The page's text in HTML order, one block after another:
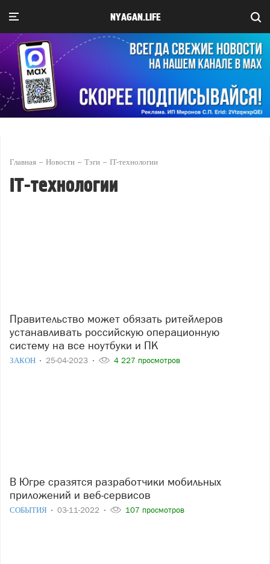
NYAGAN.LIFE
Главная Новости Тэги IT-технологии
IT-технологии
Правительство может обязать ритейлеров
устанавливать российскую операционную
систему на все ноутбуки и ПК
ЗАКОН 25-04-2023 4 227 просмотров
В Югре сразятся разработчики мобильных
приложений и веб-сервисов
СОБЫТИЯ 03-11-2022 107 просмотров